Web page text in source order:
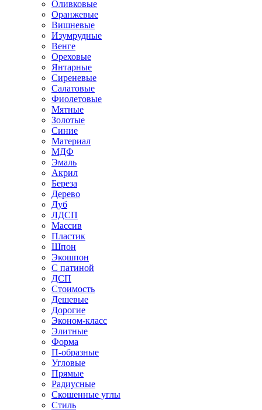
Оливковые
Оранжевые
Вишневые
Изумрудные
Венге
Ореховые
Янтарные
Сиреневые
Салатовые
Фиолетовые
Мятные
Золотые
Синие
Материал
МДФ
Эмаль
Акрил
Береза
Дерево
Дуб
ЛДСП
Массив
Пластик
Шпон
Экошпон
С патиной
ДСП
Стоимость
Дешевые
Дорогие
Эконом-класс
Элитные
Форма
П-образные
Угловые
Прямые
Радиусные
Скошенные углы
Стиль